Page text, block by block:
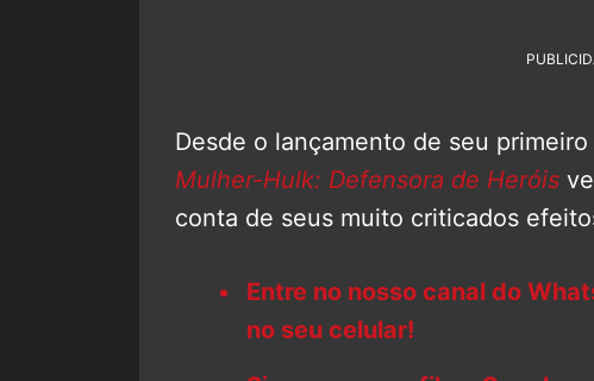
Desde o lançamento de seu
Mulher-Hulk: Defensora de Heróis
conta de seus muito criticados
Entre no nosso canal do
no seu celular!